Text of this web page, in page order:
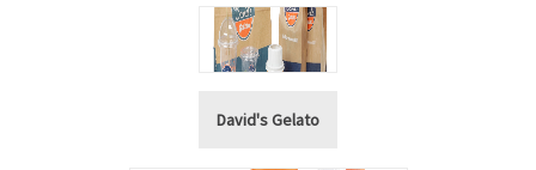
David's Gelato